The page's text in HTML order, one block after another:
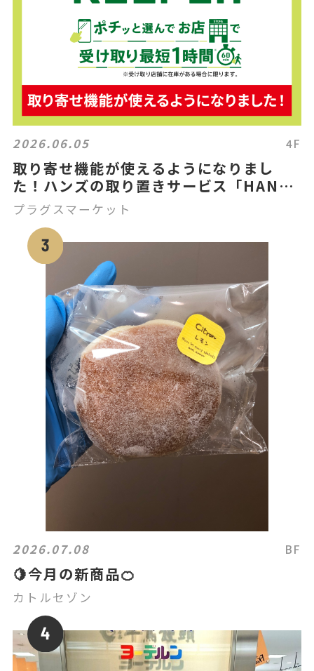
2026.06.05 4F
取り寄せ機能が使えるようになりまし
た！ハンズの取り置きサービス「HANDS
KEEPER」
プラグスマーケット
2026.07.08 BF
🍋今月の新商品🍊
カトルセゾン